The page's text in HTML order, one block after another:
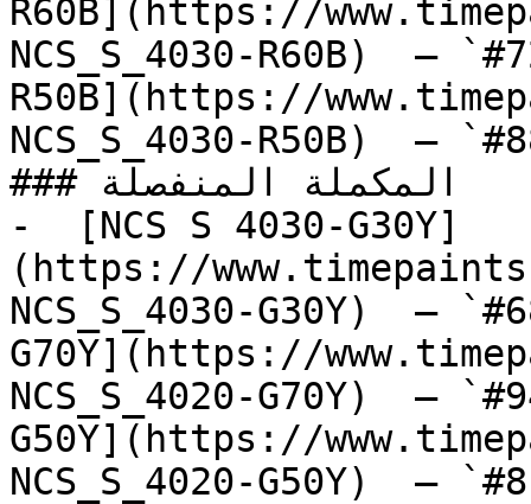
R60B](https://
NCS_S_4030-R60B)  —
R50B](https://
NCS_S_4030-R50B)  —
### المكملة المنفصلة
-  [NCS S 4030-G30Y]
(https://
NCS_S_4030-G30Y)  —
G70Y](https://
NCS_S_4020-G70Y)  —
G50Y](https://
NCS_S_4020-G50Y)  —